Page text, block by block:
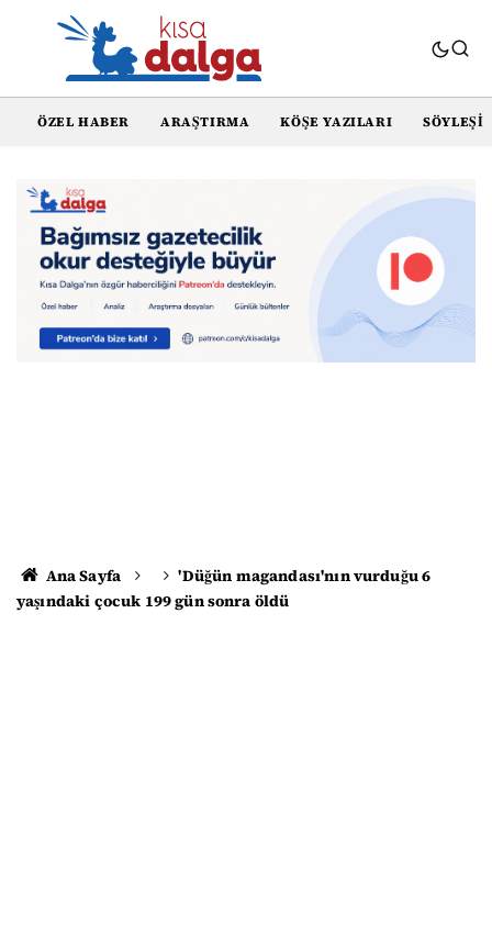
ÖZEL HABER ARAŞTIRMA KÖŞE YAZILARI SÖYLEŞI
Ana Sayfa
'Düğün magandası'nın vurduğu 6
yaşındaki çocuk 199 gün sonra öldü